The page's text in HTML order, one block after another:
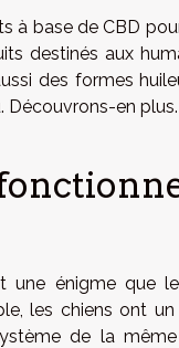
à base de CBD
destinés aux
des formes
Découvrons-en plus.
une énigme que
les chiens ont
de la